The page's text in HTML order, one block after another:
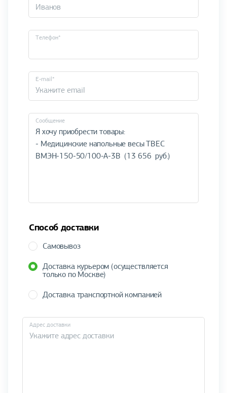
Телефон*
E-mail*
Cообщение
Способ доставки
Самовывоз
Доставка курьером (осуществляется
только по Москве)
Доставка транспортной компанией
Адрес доставки